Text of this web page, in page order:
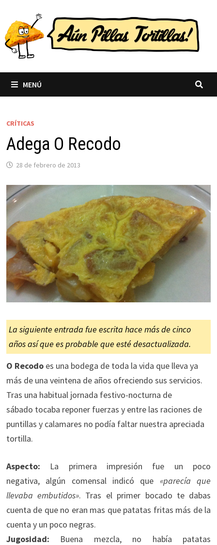
contenido
MENÚ
CRÍTICAS
Adega O Recodo
28 de febrero de 2013
La siguiente entrada fue escrita hace más de cinco
años así que es probable que esté desactualizada.
O Recodoes una bodega de toda la vida que lleva ya
más de una veintena de años ofreciendo sus servicios.
Tras una habitual jornada festivo-nocturna de
sábado tocaba reponer fuerzas y entre las raciones de
puntillas y calamares no podía faltar nuestra apreciada
tortilla.
Aspecto: La primera impresión fue un poco
negativa, algún comensal indicó que «parecía que
llevaba embutidos». Tras el primer bocado te dabas
cuenta de que no eran mas que patatas fritas más de la
cuenta y un poco negras.
Jugosidad: Buena mezcla, no había patatas